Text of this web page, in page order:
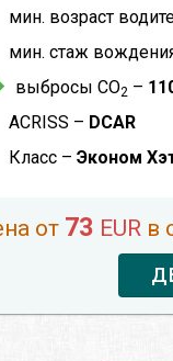
мин. возраст
мин. стаж
выбросы CO2 –
ACRISS – DCAR
Класс –Эконом
от 73 EUR в